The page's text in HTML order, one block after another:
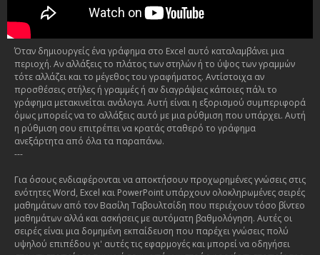
Όταν δημιουργείς ένα γράφημα στο Excel αυτό καταλαμβάνει μια
περιοχή. Αν αλλάξεις το πλάτος των στηλών ή το ύψος των γραμμών
τότε αλλάζει και το μέγεθος του γραφήματος. Αντίστοιχα αν
προσθέσεις στήλες ή γραμμές ή αν διαγράψεις κάποιες πάλι το
γράφημα μετακινείται ανάλογα. Αυτή είναι η εξορισμού συμπεριφορά
όμως μπορείς να το αλλάξεις αυτό με μια ρύθμιση που υπάρχει. Αυτή
η ρύθμιση σου επιτρέπει να κρατάς σταθερό το γράφημα
ανεξάρτητα από όλα τα παραπάνω.
---
Για όσους ενδιαφέρονται να αποκτήσουν προχωρημένες γνώσεις στις
ενότητες Word, Excel και PowerPoint υπάρχουν ολοκληρωμένες σειρές
μαθημάτων από τον Βασίλη Ταβουλτσίδη που περιέχουν τόσο βίντεο
μαθημάτων αλλά και ασκήσεις με αυτόματη βαθμολόγηση. Αυτές οι
σειρές είναι μια δομημένη εκπαίδευση που παρέχει γνώσεις πολύ
υψηλού επιπέδου γι' αυτές τις εφαρμογές και μπορεί να οδηγήσει